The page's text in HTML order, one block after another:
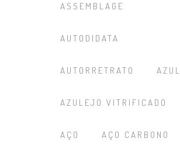
ASSEMBLAGE
AUTODIDATA
AUTORRETRATO AZUL
AZULEJO VITRIFICADO
AÇO AÇO CARBONO